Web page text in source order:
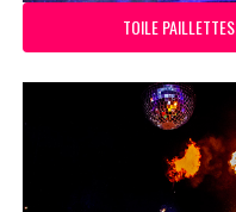
TOILE PAILLETTES